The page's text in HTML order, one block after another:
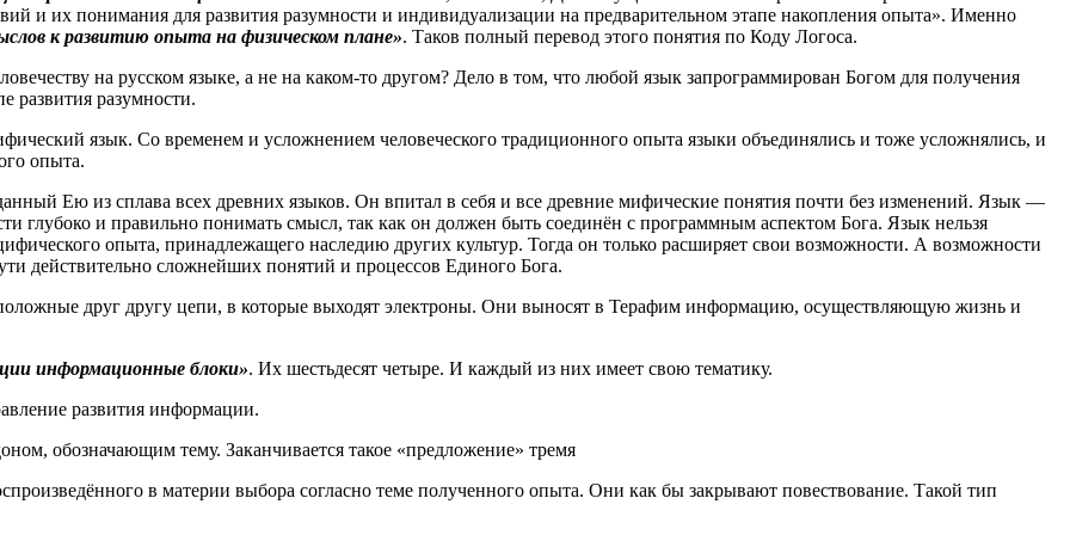
и их понимания для развития разумности и индивидуализации на предварительном этапе накопления опыта». Именно
к развитию опыта на физическом плане». Таков полный перевод этого понятия по Коду Логоса.
на русском языке, а не на каком-то другом? Дело в том, что любой язык запрограммирован Богом для получения
развития разумности.
язык. Со временем и усложнением человеческого традиционного опыта языки объединялись и тоже усложнялись, и
опыта.
Ею из сплава всех древних языков. Он впитал в себя и все древние мифические понятия почти без изменений. Язык —
глубоко и правильно понимать смысл, так как он должен быть соединён с программным аспектом Бога. Язык нельзя
опыта, принадлежащего наследию других культур. Тогда он только расширяет свои возможности. А возможности
действительно сложнейших понятий и процессов Единого Бога.
друг другу цепи, в которые выходят электроны. Они выносят в Терафим информацию, осуществляющую жизнь и
информационные блоки». Их шестьдесят четыре. И каждый из них имеет свою тематику.
развития информации.
обозначающим тему. Заканчивается такое «предложение» тремя
в материи выбора согласно теме полученного опыта. Они как бы закрывают повествование. Такой тип